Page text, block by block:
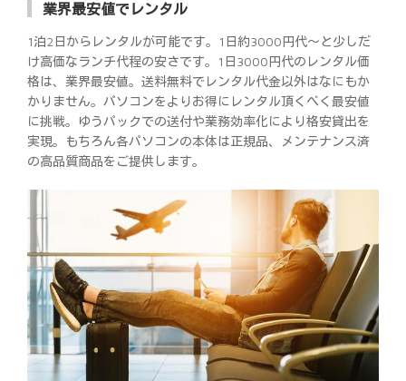
業界最安値でレンタル
1泊2日からレンタルが可能です。1日約3000円代～と少しだ
け高価なランチ代程の安さです。1日3000円代のレンタル価
格は、業界最安値。送料無料でレンタル代金以外はなにもか
かりません。パソコンをよりお得にレンタル頂くべく最安値
に挑戦。ゆうパックでの送付や業務効率化により格安貸出を
実現。もちろん各パソコンの本体は正規品、メンテナンス済
の高品質商品をご提供します。